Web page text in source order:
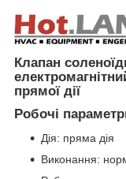
Клапан
прямої дії
Робочі
Дія: пряма дія
Виконання: